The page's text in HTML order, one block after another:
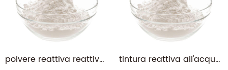
polvere reattiva reattiva all'acqua giorno eco-friendly tintura reattiva all'acqua reattiva all'acqua